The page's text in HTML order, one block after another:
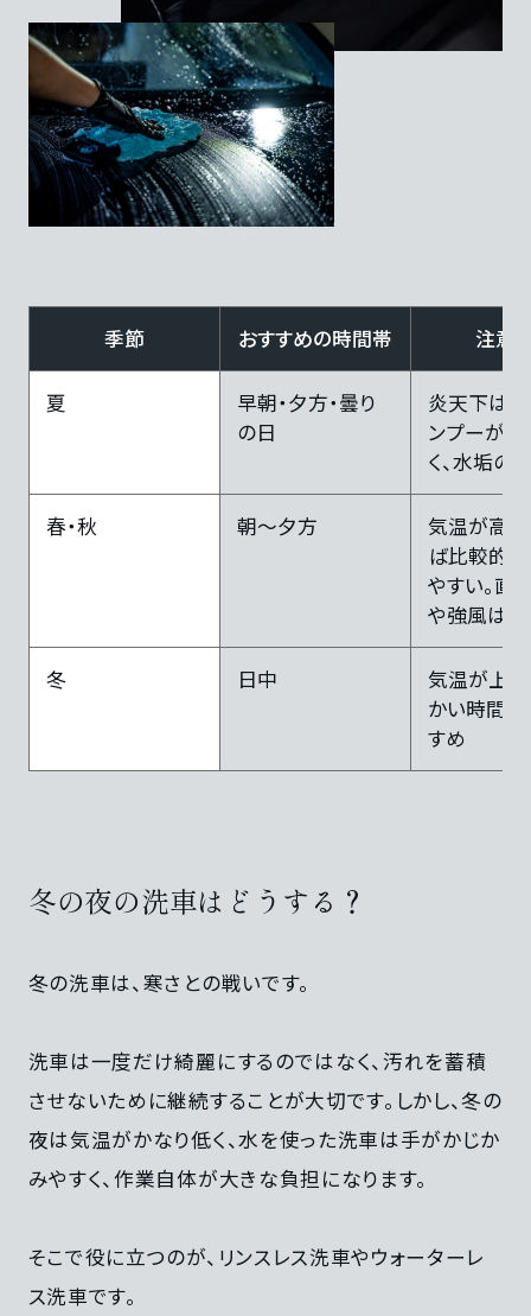
季節 おすすめの時間帯 注意
夏
早朝・夕方・曇り
の日
炎天下は
ンプーが乾
く、水垢の
春・秋 朝〜夕方
気温が高
ば比較的
やすい。直
や強風は
冬 日中
気温が上
かい時間
すめ
冬の夜の洗車はどうする？
冬の洗車は、寒さとの戦いです。
洗車は一度だけ綺麗にするのではなく、汚れを蓄積
させないために継続することが大切です。しかし、冬の
夜は気温がかなり低く、水を使った洗車は手がかじか
みやすく、作業自体が大きな負担になります。
そこで役に立つのが、リンスレス洗車やウォーターレ
ス洗車です。